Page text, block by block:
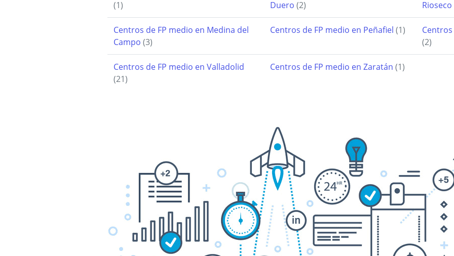
(1)
Duero (2)
Rioseco
Centros de FP medio en Medina del
Campo (3)
Centros de FP medio en Peñafiel (1)
(2)
Centros de FP medio en Valladolid
(21)
Centros de FP medio en Zaratán (1)